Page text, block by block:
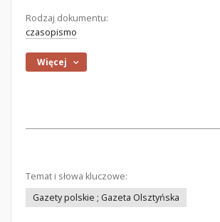
Rodzaj dokumentu:
czasopismo
Więcej
Temat i słowa kluczowe:
Gazety polskie ; Gazeta Olsztyńska